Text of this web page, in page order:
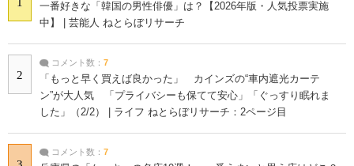
一番好きな「韓国の男性俳優」は？【2026年版・人気投票実施
中】 | 芸能人 ねとらぼリサーチ
2
コメント数： 7
「もっと早く買えば良かった」 カインズの“車内遮光カーテ
ン”が大人気 「プライバシーも保てて安心」「ぐっすり眠れま
した」（2/2） | ライフ ねとらぼリサーチ：2ページ目
コメント数： 7